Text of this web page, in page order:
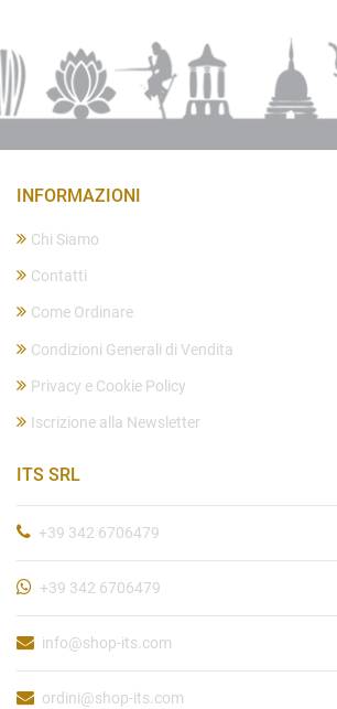
INFORMAZIONI
Chi Siamo
Contatti
Come Ordinare
Condizioni Generali di Vendita
Privacy e Cookie Policy
Iscrizione alla Newsletter
ITS SRL
+39 342 6706479
+39 342 6706479
info@shop-its.com
ordini@shop-its.com